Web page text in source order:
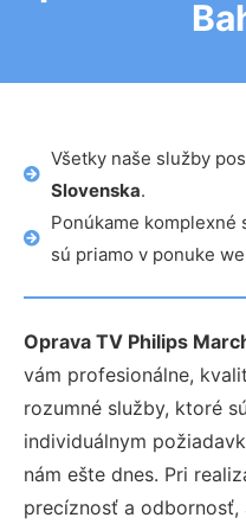
Všetky naše služby
Slovenska.
Ponúkame komplexné
sú priamo v ponuke
Oprava TV Philips
vám profesionálne,
rozumné služby, ktoré
individuálnym
nám ešte dnes. Pri
precíznosť a odbornosť,